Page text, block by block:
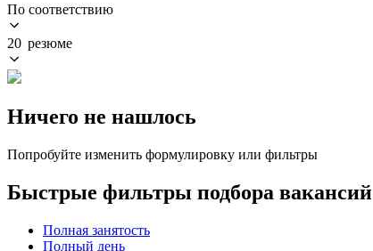
По соответствию
20 резюме
Ничего не нашлось
Попробуйте изменить формулировку или фильтры
Быстрые фильтры подбора вакансий
Полная занятость
Полный день